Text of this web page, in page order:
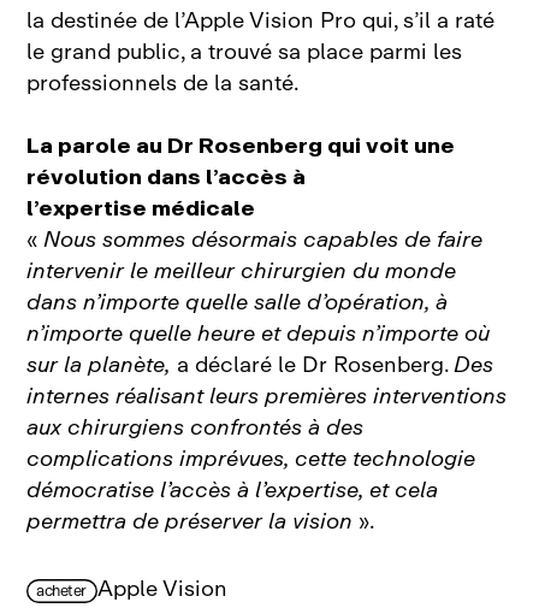
la destinée de l’Apple Vision Pro qui, s’il a raté
le grand public, a trouvé sa place parmi les
professionnels de la santé.
La parole au Dr Rosenberg qui voit une
révolution dans l’accès à
l’expertise médicale
«Nous sommes désormais capables de faire
intervenir le meilleur chirurgien du monde
dans n’importe quelle salle d’opération, à
n’importe quelle heure et depuis n’importe où
sur la planète, a déclaré le Dr Rosenberg.Des
internes réalisant leurs premières interventions
aux chirurgiens confrontés à des
complications imprévues, cette technologie
démocratise l’accès à l’expertise, et cela
permettra de préserver la vision ».
acheter Apple Vision